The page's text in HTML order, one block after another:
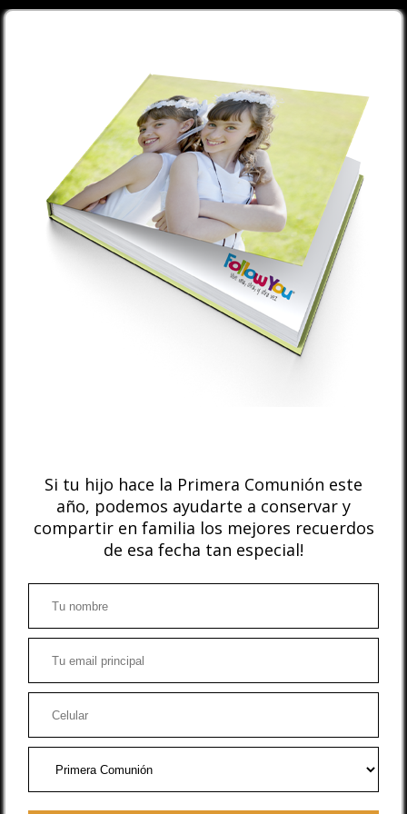
Si tu hijo hace la Primera Comunión este
año, podemos ayudarte a conservar y
compartir en familia los mejores recuerdos
de esa fecha tan especial!